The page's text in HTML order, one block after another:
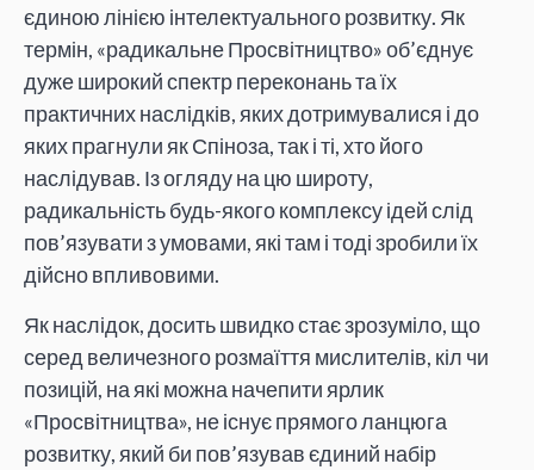
єдиною лінією інтелектуального розвитку. Як
термін, «радикальне Просвітництво» об’єднує
дуже широкий спектр переконань та їх
практичних наслідків, яких дотримувалися і до
яких прагнули як Спіноза, так і ті, хто його
наслідував. Із огляду на цю широту,
радикальність будь-якого комплексу ідей слід
пов’язувати з умовами, які там і тоді зробили їх
дійсно впливовими.
Як наслідок, досить швидко стає зрозуміло, що
серед величезного розмаїття мислителів, кіл чи
позицій, на які можна начепити ярлик
«Просвітництва», не існує прямого ланцюга
розвитку, який би пов’язував єдиний набір